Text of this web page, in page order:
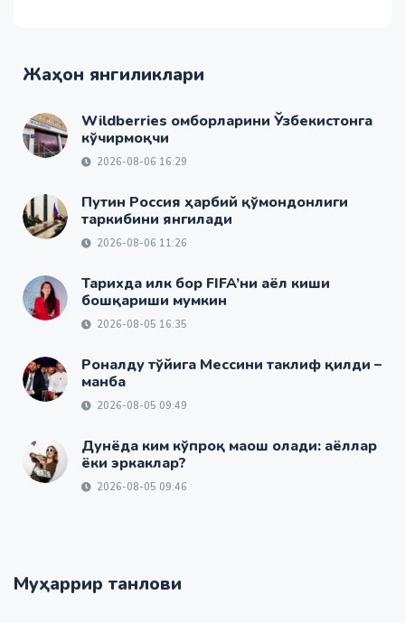
Жаҳон янгиликлари
Wildberries омборларини Ўзбекистонга
кўчирмоқчи
2026-08-06 16:29
Путин Россия ҳарбий қўмондонлиги
таркибини янгилади
2026-08-06 11:26
Тарихда илк бор FIFA’ни аёл киши
бошқариши мумкин
2026-08-05 16:35
Роналду тўйига Мессини таклиф қилди –
манба
2026-08-05 09:49
Дунёда ким кўпроқ маош олади: аёллар
ёки эркаклар?
2026-08-05 09:46
Муҳаррир танлови